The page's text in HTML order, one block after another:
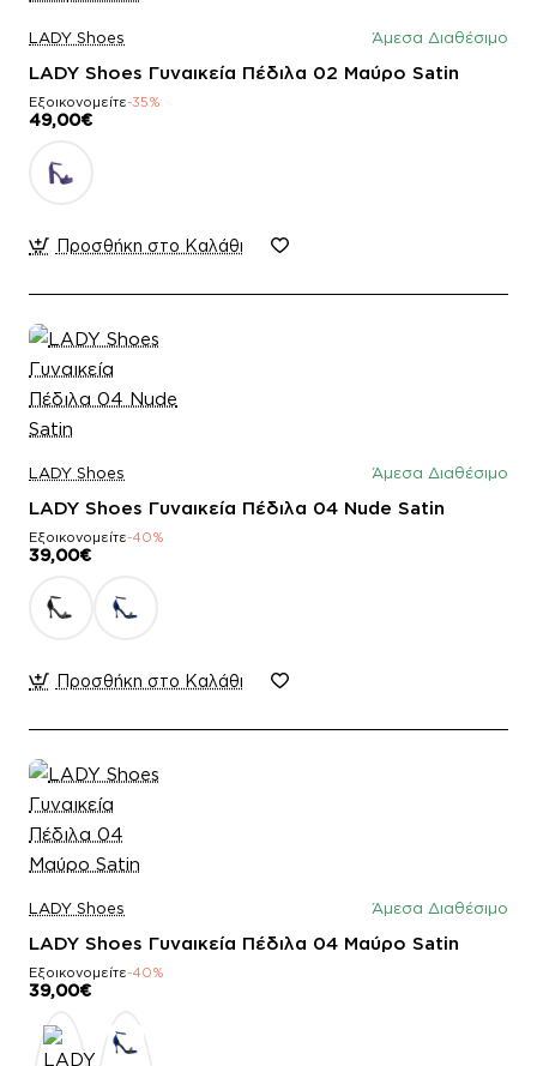
LADY Shoes Άμεσα Διαθέσιμο
LADY Shoes Γυναικεία Πέδιλα 02 Μαύρο Satin
Εξοικονομείτε-35%
49,00€
Προσθήκη στο Καλάθι
LADY Shoes Άμεσα Διαθέσιμο
LADY Shoes Γυναικεία Πέδιλα 04 Nude Satin
Εξοικονομείτε-40%
39,00€
Προσθήκη στο Καλάθι
LADY Shoes Άμεσα Διαθέσιμο
LADY Shoes Γυναικεία Πέδιλα 04 Μαύρο Satin
Εξοικονομείτε-40%
39,00€